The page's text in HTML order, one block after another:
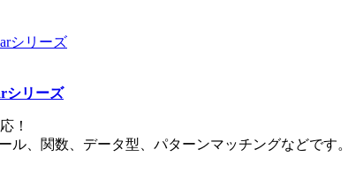
シリーズ
！
ル、関数、データ型、パターンマッチングなどです。